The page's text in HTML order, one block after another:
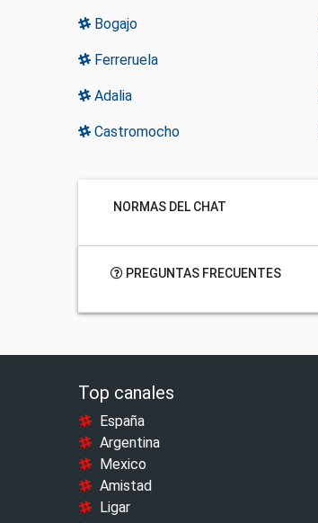
Bogajo
Ferreruela
Adalia
Castromocho
NORMAS DEL CHAT
PREGUNTAS FRECUENTES
Top canales
España
Argentina
Mexico
Amistad
Ligar